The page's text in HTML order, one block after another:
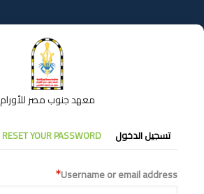
إلى
المحتوى
معهد جنوب مصر للأورام
التبويبات
الأساسية
تسجيل الدخول RESET YOUR PASSWORD
Username or email address